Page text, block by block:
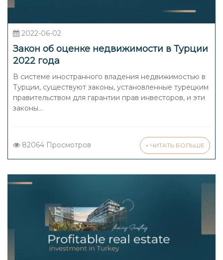
2022-06-02
Закон об оценке недвижимости в Турции
2022 года
В системе иностранного владения недвижимостью в
Турции, существуют законы, установленные турецким
правительством для гарантии прав инвесторов, и эти
законы...
82064 Просмотров + ЧИТАТЬ БОЛЬШЕ